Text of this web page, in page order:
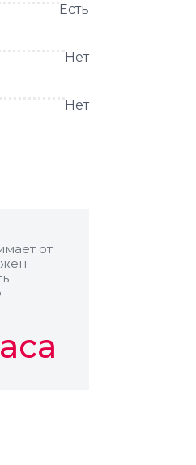
Есть
Нет
Нет
от